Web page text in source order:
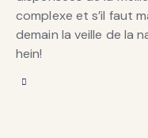
complexe et s’il faut
demain la veille de la
hein!